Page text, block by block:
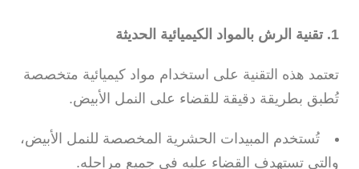
1. تقنية الرش بالمواد الكيميائية الحديثة
تعتمد هذه التقنية على استخدام مواد كيميائية متخصصة
تُطبق بطريقة دقيقة للقضاء على النمل الأبيض.
تُستخدم المبيدات الحشرية المخصصة للنمل الأبيض،
والتي تستهدف القضاء عليه في جميع مراحله.